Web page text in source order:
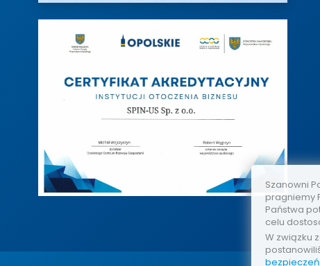
Szanowni
pragniemy
Państwa
celu
W związku